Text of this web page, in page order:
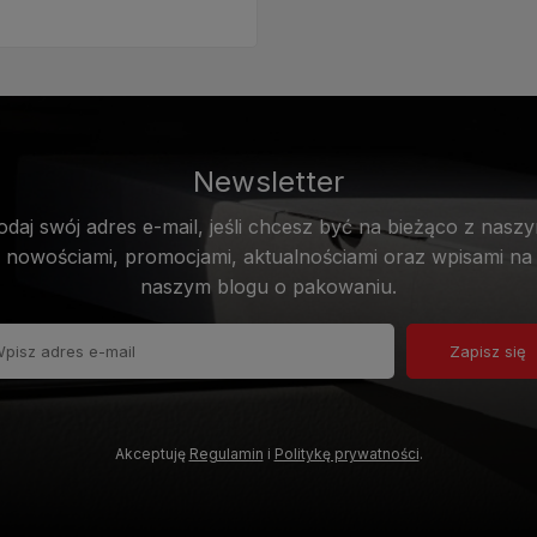
Newsletter
swój adres e-mail, jeśli chcesz być na bieżąco z
nowościami, promocjami, aktualnościami oraz wpisami na
naszym blogu o pakowaniu.
Zapisz się
Akceptuję Regulamin i Politykę prywatności.